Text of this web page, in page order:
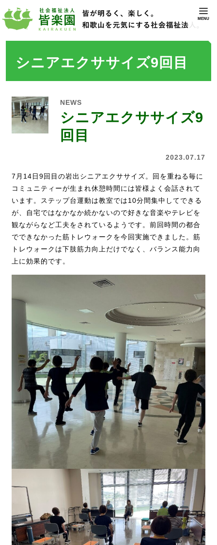
MENU
シニアエクササイズ9回目
NEWS
シニアエクササイズ9
回目
2023.07.17
7月14日9回目の岩出シニアエクササイズ。回を重ねる毎に
コミュニティーが生まれ休憩時間には皆様よく会話されて
います。ステップ台運動は教室では10分間集中してできる
が、自宅ではなかなか続かないので好きな音楽やテレビを
観ながらなど工夫をされているようです。前回時間の都合
でできなかった筋トレウォークを今回実施できました。筋
トレウォークは下肢筋力向上だけでなく、バランス能力向
上に効果的です。